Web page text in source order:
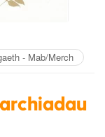
- Mab/Merch